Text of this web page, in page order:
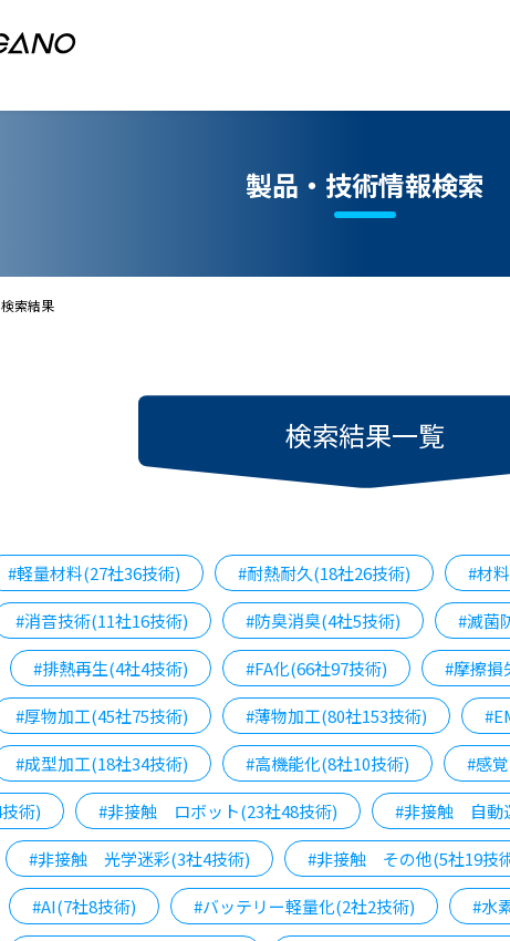
製品・技術情報検索
検索結果
検索結果一覧
#軽量材料(27社36技術) #耐熱耐久(18社26技術) #材
#消音技術(11社16技術) #防臭消臭(4社5技術) #滅菌
#排熱再生(4社4技術) #FA化(66社97技術) #摩擦損
#厚物加工(45社75技術) #薄物加工(80社153技術)
#成型加工(18社34技術) #高機能化(8社10技術) #感
術) #非接触 ロボット(23社48技術) #非接触 自動
#非接触 光学迷彩(3社4技術) #非接触 その他(5社19技
#AI(7社8技術) #バッテリー軽量化(2社2技術) #水